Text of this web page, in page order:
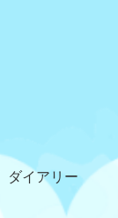
ダイアリー